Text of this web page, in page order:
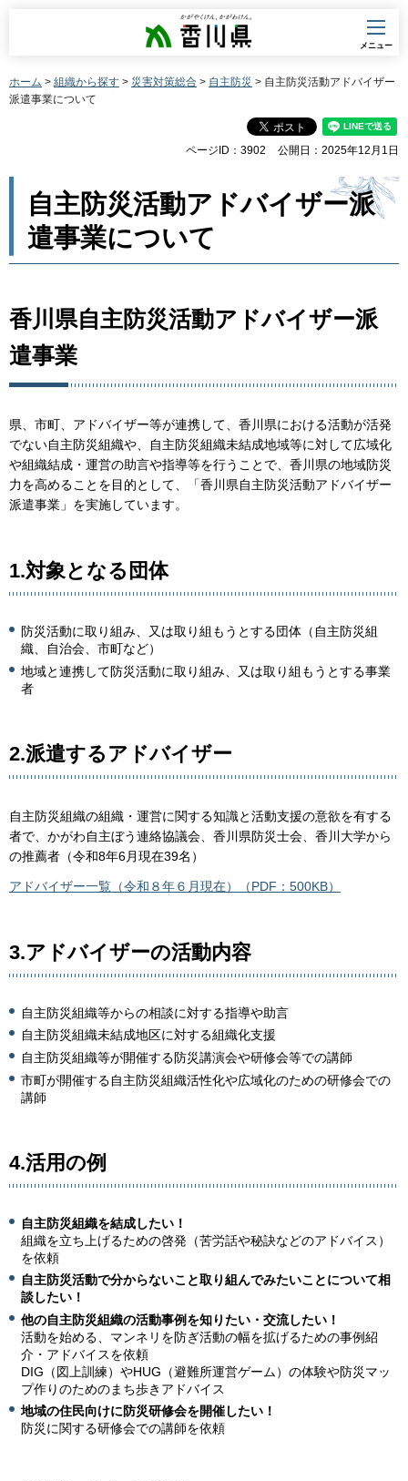
香川県
メニュー
ホーム > 組織から探す > 災害対策総合 > 自主防災 > 自主防災活動アドバイザー
派遣事業について
ページID：3902 公開日：2025年12月1日
自主防災活動アドバイザー派
遣事業について
香川県自主防災活動アドバイザー派
遣事業
県、市町、アドバイザー等が連携して、香川県における活動が活発
でない自主防災組織や、自主防災組織未結成地域等に対して広域化
や組織結成・運営の助言や指導等を行うことで、香川県の地域防災
力を高めることを目的として、「香川県自主防災活動アドバイザー
派遣事業」を実施しています。
1.対象となる団体
防災活動に取り組み、又は取り組もうとする団体（自主防災組
織、自治会、市町など）
地域と連携して防災活動に取り組み、又は取り組もうとする事業
者
2.派遣するアドバイザー
自主防災組織の組織・運営に関する知識と活動支援の意欲を有する
者で、かがわ自主ぼう連絡協議会、香川県防災士会、香川大学から
の推薦者（令和8年6月現在39名）
アドバイザー一覧（令和８年６月現在）（PDF：500KB）
3.アドバイザーの活動内容
自主防災組織等からの相談に対する指導や助言
自主防災組織未結成地区に対する組織化支援
自主防災組織等が開催する防災講演会や研修会等での講師
市町が開催する自主防災組織活性化や広域化のための研修会での
講師
4.活用の例
自主防災組織を結成したい！
組織を立ち上げるための啓発（苦労話や秘訣などのアドバイス）
を依頼
自主防災活動で分からないこと取り組んでみたいことについて相
談したい！
他の自主防災組織の活動事例を知りたい・交流したい！
活動を始める、マンネリを防ぎ活動の幅を拡げるための事例紹
介・アドバイスを依頼
DIG（図上訓練）やHUG（避難所運営ゲーム）の体験や防災マッ
プ作りのためのまち歩きアドバイス
地域の住民向けに防災研修会を開催したい！
防災に関する研修会での講師を依頼